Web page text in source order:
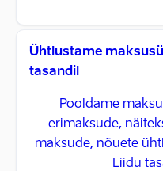
Ühtlustame
tasandil
Pooldame
erimaksude,
maksude, nõuete
Liidu